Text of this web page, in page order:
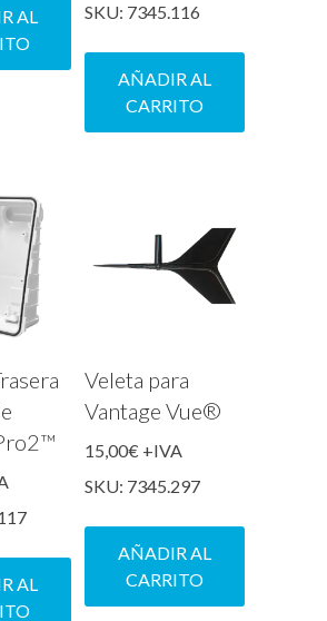
AL
SKU: 7345.116
AÑADIR AL
CARRITO
AL
Veleta para
Vantage Vue®
15,00€ +IVA
SKU: 7345.297
AÑADIR AL
CARRITO